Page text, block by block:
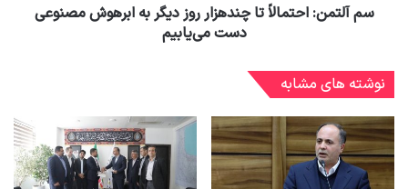
سم آلتمن: احتمالاً تا چندهزار روز دیگر به ابرهوش مصنوعی
دست می‌یابیم
نوشته های مشابه